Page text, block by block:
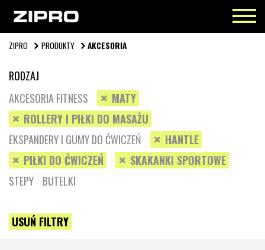
ZIPRO PRODUKTY AKCESORIA
RODZAJ
AKCESORIA FITNESS
MATY
ROLLERY I PIŁKI DO MASAŻU
EKSPANDERY I GUMY DO ĆWICZEŃ
HANTLE
PIŁKI DO ĆWICZEŃ
SKAKANKI SPORTOWE
STEPY
BUTELKI
USUŃ FILTRY